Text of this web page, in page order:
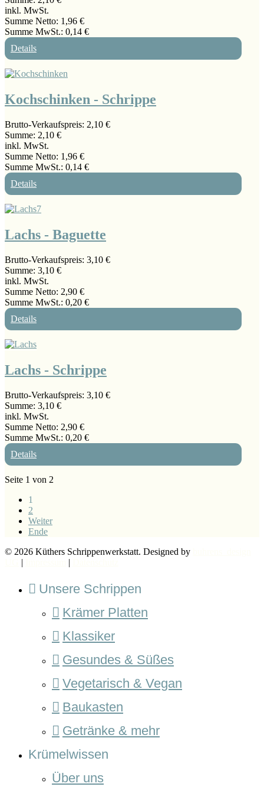
inkl. MwSt.
Summe Netto: 1,96 €
Summe MwSt.: 0,14 €
Details
Kochschinken - Schrippe
Brutto-Verkaufspreis: 2,10 €
Summe: 2,10 €
inkl. MwSt.
Summe Netto: 1,96 €
Summe MwSt.: 0,14 €
Details
Lachs - Baguette
Brutto-Verkaufspreis: 3,10 €
Summe: 3,10 €
inkl. MwSt.
Summe Netto: 2,90 €
Summe MwSt.: 0,20 €
Details
Lachs - Schrippe
Brutto-Verkaufspreis: 3,10 €
Summe: 3,10 €
inkl. MwSt.
Summe Netto: 2,90 €
Summe MwSt.: 0,20 €
Details
Seite 1 von 2
1
2
Weiter
Ende
© 2026 Küthers Schrippenwerkstatt. Designed by
| |
Unsere Schrippen
Krämer Platten
Klassiker
Gesundes & Süßes
Vegetarisch & Vegan
Baukasten
Getränke & mehr
Krümelwissen
Über uns